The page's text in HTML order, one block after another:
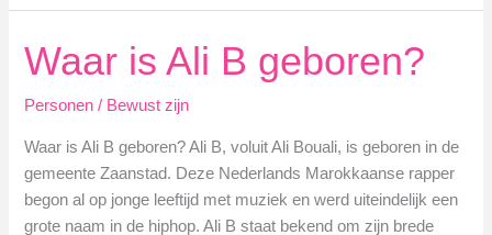
leeftijd
afkomst
Waar is Ali B geboren?
Personen / Bewust zijn
Waar is Ali B geboren? Ali B, voluit Ali Bouali, is geboren in de
gemeente Zaanstad. Deze Nederlands Marokkaanse rapper
begon al op jonge leeftijd met muziek en werd uiteindelijk een
grote naam in de hiphop. Ali B staat bekend om zijn brede